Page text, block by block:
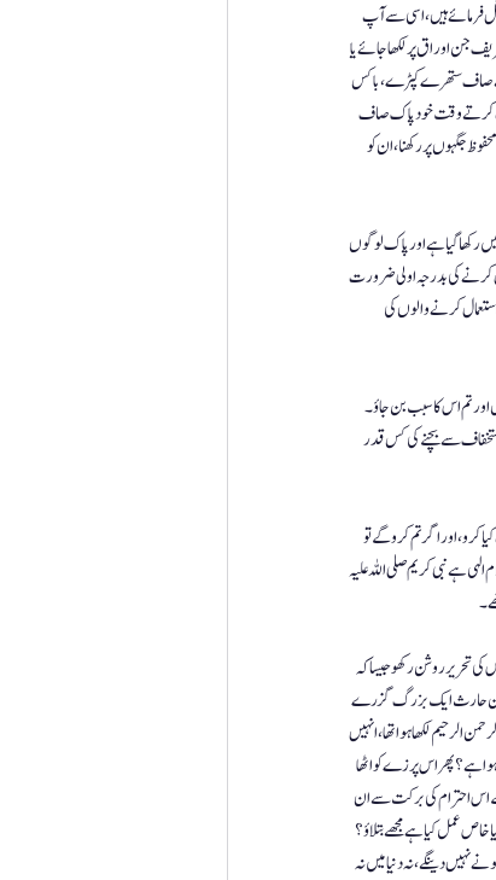
فرمائے ہیں، اسی سے آپ
جن اوراق پر لکھا جائے یا
لیے صاف ستھرے کپڑے، باکس
کرتے وقت خود پاک صاف
جگہوں پر رکھنا، ان کو
رکھا گیا ہے اور پاک لوگوں
کرنے کی بدرجہ اولی ضرورت
کرنے والوں کی
اور تم اس کا سبب بن جاؤ۔
سے بچنے کی کس قدر
اور اگر تم کرو گے تو
ہے نبی کریم صلی اللہ علیہ
تحریر روشن رکھو جیسا کہ
بشر بن حارث ایک بزرگ گزرے
الرحیم لکھا ہوا تھا، انہیں
ہے؟ پھر اس پرزے کو اٹھا
کے اس احترام کی برکت سے ان
عمل کیا ہے مجھے بتلاؤ ؟
نہیں دینگے، نہ دنیا میں نہ